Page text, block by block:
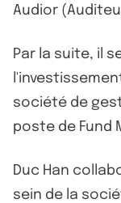
Audior
Par la suite, il
société de
poste de Fund
Duc Han
sein de la